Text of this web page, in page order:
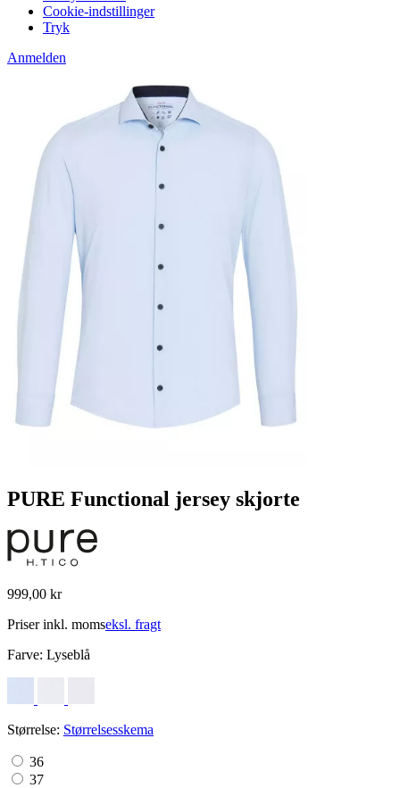
Cookie-indstillinger
Tryk
Anmelden
PURE Functional jersey skjorte
999,00 kr
Priser inkl. momseksl. fragt
Farve: Lyseblå
Størrelse: Størrelsesskema
36
37